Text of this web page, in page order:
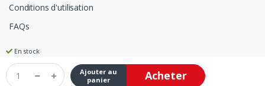
En stock
Ajouter au
panier
Acheter
Conditions d'utilisation
FAQs
© Electro Jridi Frére- Tous les droits sont réservés